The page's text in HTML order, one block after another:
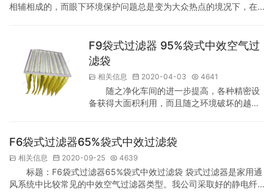
相辅相成的，而眼下环境保护问题总是变为大众热点的境况下，在
一件事情，由此它的紧要性显耐易见。 此文章简单说明了袋式过滤
器的功能：缓解建筑的净化级别，减低污染物质的释放，及提高房
屋内空气质量。这些措施还能够防止病毒的感染，并减低工人…
F9袋式过滤器 95%袋式中效空气过
滤袋
相关信息 2020-04-03 4641
随之净化车间的进一步提高，各种精密设
备获得大面积利用，而且随之环境破坏的越来
袋式中效空气过滤袋的利用范围越大。今天主
袋。 F9袋式过滤器 95%袋式中效空气过滤袋
是家用中央空调中常见的空气过滤网类型。本
公司采用静电纤维过滤介质制作F9袋式过滤器
F6袋式过滤器65%袋式中效过滤袋
相关信息 2020-09-25 4639
标题：F6袋式过滤器65%袋式中效过滤袋 袋式过滤器是家用通
风系统中比较常见的中效空气过滤器类型。我公司采取好的静电纤